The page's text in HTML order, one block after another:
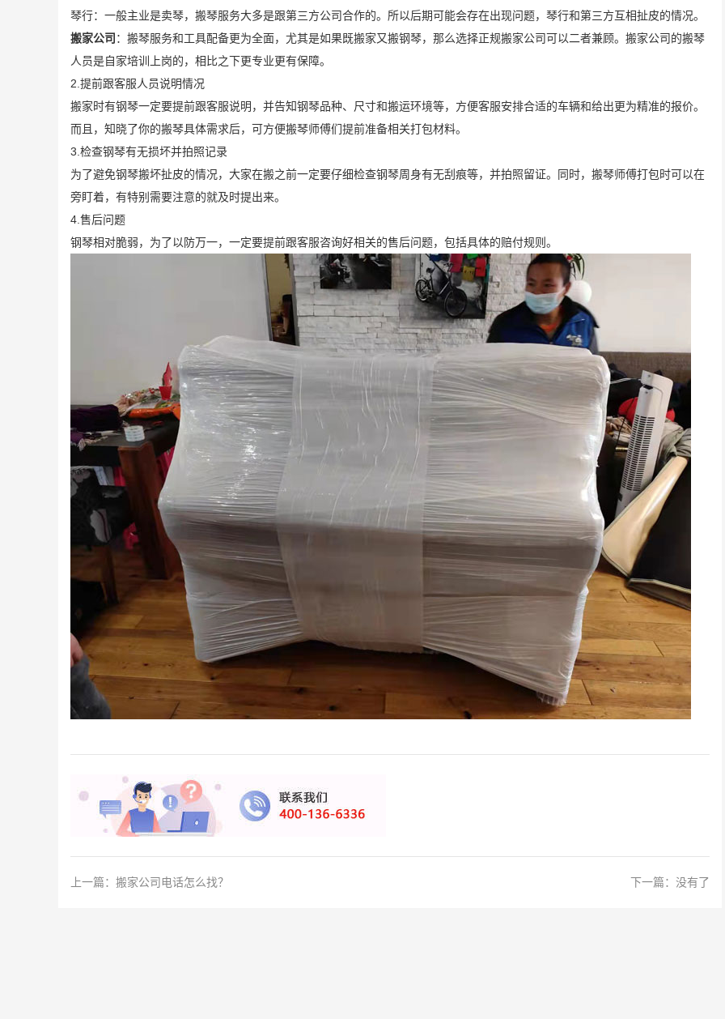
琴行：一般主业是卖琴，搬琴服务大多是跟第三方公司合作的。所以后期可能会存在出现问题，琴行和第三方互相扯皮的情况。
搬家公司 ：搬琴服务和工具配备更为全面，尤其是如果既搬家又搬钢琴，那么选择正规搬家公司可以二者兼顾。搬家公司的搬琴
人员是自家培训上岗的，相比之下更专业更有保障。
2.提前跟客服人员说明情况
搬家时有钢琴一定要提前跟客服说明，并告知钢琴品种、尺寸和搬运环境等，方便客服安排合适的车辆和给出更为精准的报价。
而且，知晓了你的搬琴具体需求后，可方便搬琴师傅们提前准备相关打包材料。
3.检查钢琴有无损坏并拍照记录
为了避免钢琴搬坏扯皮的情况，大家在搬之前一定要仔细检查钢琴周身有无刮痕等，并拍照留证。同时，搬琴师傅打包时可以在
旁盯着，有特别需要注意的就及时提出来。
4.售后问题
钢琴相对脆弱，为了以防万一，一定要提前跟客服咨询好相关的售后问题，包括具体的赔付规则。
上一篇： 搬家公司电话怎么找？ 下一篇：没有了
深圳居民搬家
前联系的搬家，客服很快就
联系我并详细说明...
师傅很积极，全程都没让我
们帮忙，我们次搬...
龙华某小学搬迁
位于深圳龙华的某小学由于
发展需要搬迁，经...
深圳居民搬家
前联系的搬家，客服很快就
联系我并详细说明...
师傅很积极，全程都没
们帮忙，我们次搬...